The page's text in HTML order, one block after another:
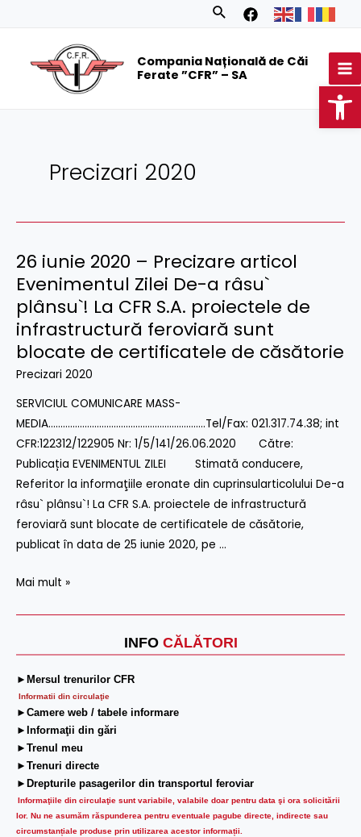
Search
Compania Națională de Căi
Ferate ”CFR” – SA
INFO CĂLĂTORI
►Mersul trenurilor CFR
Informatii din circulaţie
►Camere web / tabele informare
►Informaţii din gări
►Trenul meu
►Trenuri directe
►Drepturile pasagerilor din transportul feroviar
Informaţiile din circulaţie sunt variabile, valabile doar pentru data şi ora solicitării
lor. Nu ne asumăm răspunderea pentru eventuale pagube directe, indirecte sau
circumstanțiale produse prin utilizarea acestor informații.
Precizari 2020
26 iunie 2020 – Precizare articol
Evenimentul Zilei De-a râsu`
plânsu`! La CFR S.A. proiectele de
infrastructură feroviară sunt
blocate de certificatele de căsătorie
Precizari 2020
SERVICIUL COMUNICARE MASS-
MEDIA………………………………………………………..Tel/Fax: 021.317.74.38; int
CFR:122312/122905 Nr: 1/5/141/26.06.2020 Către:
Publicația EVENIMENTUL ZILEI Stimată conducere,
Referitor la informaţiile eronate din cuprinsularticolului De-a
râsu` plânsu`! La CFR S.A. proiectele de infrastructură
feroviară sunt blocate de certificatele de căsătorie,
publicat în data de 25 iunie 2020, pe …
26
iunie
2020
–
Precizare
articol
Evenimentul
Zilei
De-
a
râsu`
plânsu`!
La
CFR
S.A.
de
de
certificatele
de
căsătorie
Mai mult »